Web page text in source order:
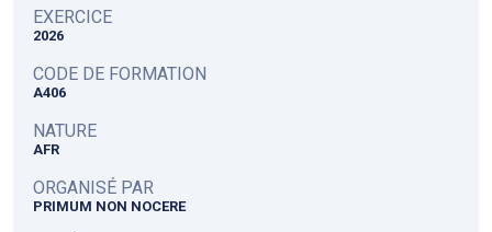
EXERCICE
2026
CODE DE FORMATION
A406
NATURE
AFR
ORGANISÉ PAR
PRIMUM NON NOCERE